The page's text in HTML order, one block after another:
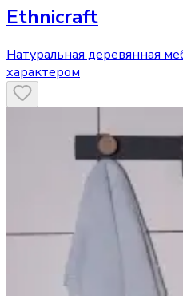
Ethnicraft
Натуральная деревянная
характером